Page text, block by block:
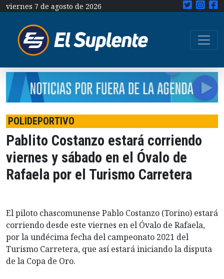
viernes 7 de agosto de 2026
POLIDEPORTIVO
Pablito Costanzo estará corriendo
viernes y sábado en el Óvalo de
Rafaela por el Turismo Carretera
El piloto chascomunense Pablo Costanzo (Torino) estará
corriendo desde este viernes en el Óvalo de Rafaela,
por la undécima fecha del campeonato 2021 del
Turismo Carretera, que así estará iniciando la disputa
de la Copa de Oro.